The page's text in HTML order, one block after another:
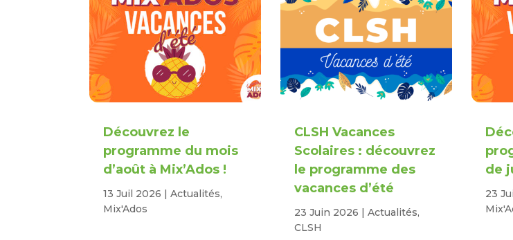
Découvrez le
programme du mois
d’août à Mix’Ados !
13 Juil 2026 |Actualités,
Mix'Ados
CLSH Vacances
Scolaires : découvrez
le programme des
vacances d’été
23 Juin 2026 |Actualités,
CLSH
de
23